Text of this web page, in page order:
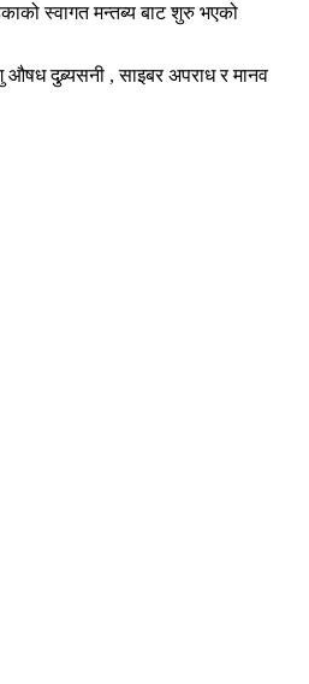
स्वागत मन्तब्य बाट शुरु भएको
औषध दुब्र्यसनी , साइबर अपराध र मानव